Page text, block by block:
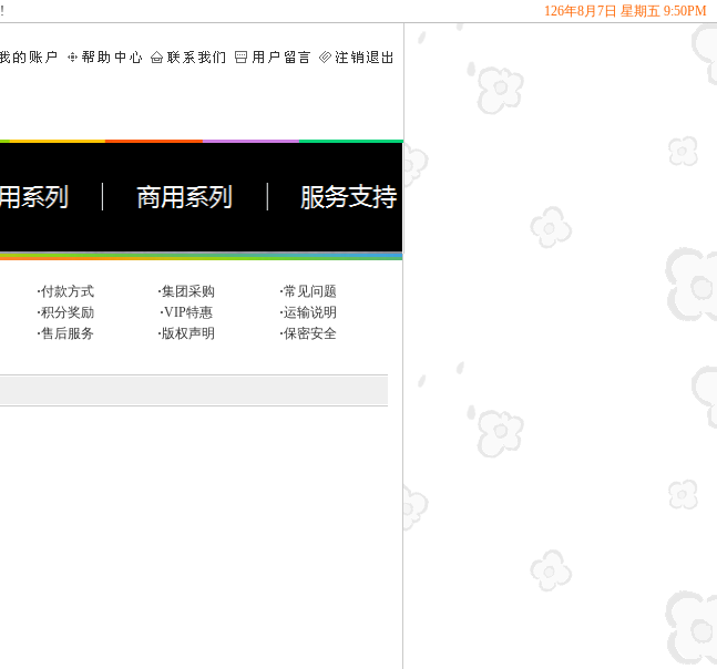
! 126年8月 7日 星期五 9:50PM
·付款方式 ·集团采购 ·常见问题
·积分奖励 ·VIP特惠 ·运输说明
·售后服务 ·版权声明 ·保密安全